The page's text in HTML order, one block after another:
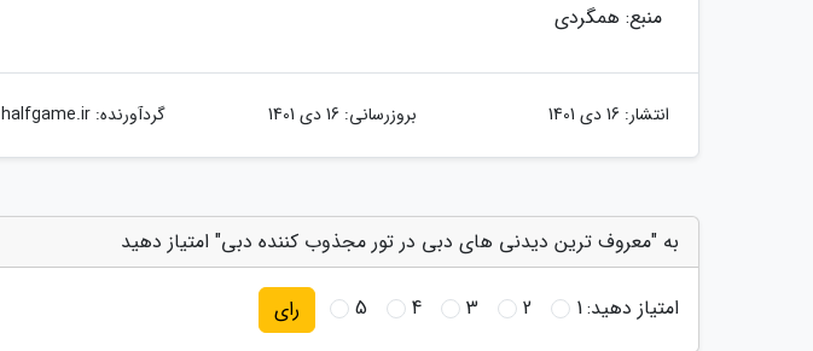
منبع: همگردی
انتشار: 16 دی 1401 بروزرسانی: 16 دی 1401 گردآورنده:halfgame.ir
به "معروف ترین دیدنی های دبی در تور مجذوب کننده دبی" امتیاز دهید
امتیاز دهید:1
2
3
4
5 رای